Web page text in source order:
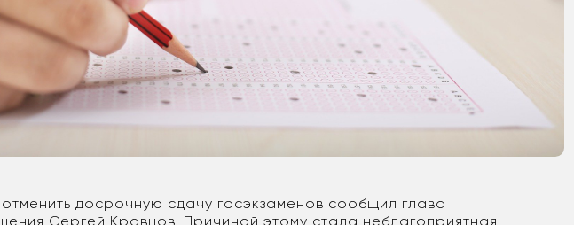
досрочную сдачу госэкзаменов сообщил глава
Сергей Кравцов. Причиной этому стала неблагоприятная